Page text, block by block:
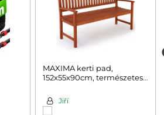
MAXIMA kerti pad,
152x55x90cm, természetes
Jiří